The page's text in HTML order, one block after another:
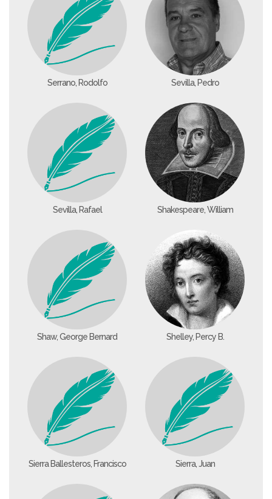
Serrano, Rodolfo Sevilla, Pedro
Sevilla, Rafael Shakespeare, William
Shaw, George Bernard Shelley, Percy B.
Sierra Ballesteros, Francisco Sierra, Juan